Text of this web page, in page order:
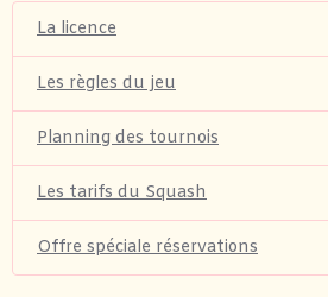
La licence
Les règles du jeu
Planning des tournois
Les tarifs du Squash
Offre spéciale réservations